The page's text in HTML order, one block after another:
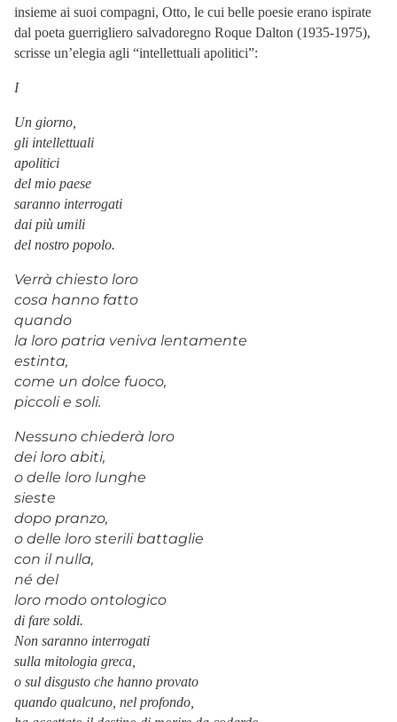
insieme ai suoi compagni, Otto, le cui belle poesie erano ispirate
dal poeta guerrigliero salvadoregno Roque Dalton (1935-1975),
scrisse un’elegia agli “intellettuali apolitici”:
I
Un giorno,
gli intellettuali
apolitici
del mio paese
saranno interrogati
dai più umili
del nostro popolo.
Verrà chiesto loro
cosa hanno fatto
quando
la loro patria veniva lentamente
estinta,
come un dolce fuoco,
piccoli e soli.
Nessuno chiederà loro
dei loro abiti,
o delle loro lunghe
sieste
dopo pranzo,
o delle loro sterili battaglie
con il nulla,
né del
loro modo ontologico
di fare soldi.
Non saranno interrogati
sulla mitologia greca,
o sul disgusto che hanno provato
quando qualcuno, nel profondo,